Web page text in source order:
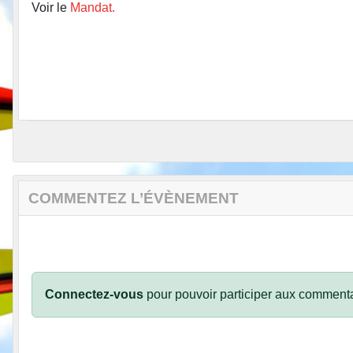
Voir le Mandat.
COMMENTEZ L’ÉVÈNEMENT
Connectez-vous pour pouvoir participer aux